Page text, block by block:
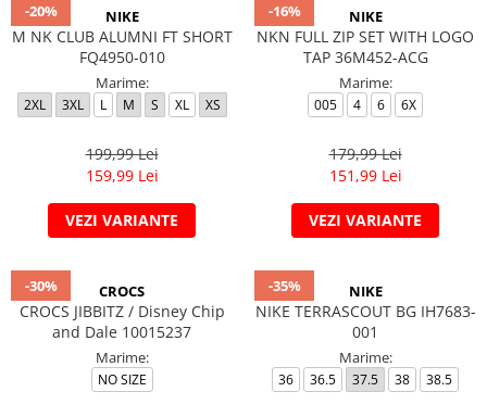
-20% NIKE
M NK CLUB ALUMNI FT SHORT
FQ4950-010
Marime:
2XL 3XL L M S XL XS
199,99 Lei
159,99 Lei
VEZI VARIANTE
-16% NIKE
NKN FULL ZIP SET WITH LOGO
TAP 36M452-ACG
Marime:
005 4 6 6X
179,99 Lei
151,99 Lei
VEZI VARIANTE
-30% CROCS
CROCS JIBBITZ / Disney Chip
and Dale 10015237
Marime:
NO SIZE
-35% NIKE
NIKE TERRASCOUT BG IH7683-
001
Marime:
36 36.5 37.5 38 38.5